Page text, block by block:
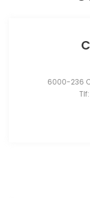
6000-236